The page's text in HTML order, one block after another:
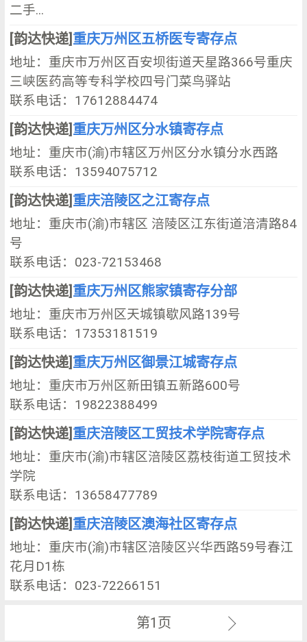
二手...
[韵达快递] 重庆万州区五桥医专寄存点
地址：重庆市万州区百安坝街道天星路366号重庆
三峡医药高等专科学校四号门菜鸟驿站
联系电话：17612884474
[韵达快递] 重庆万州区分水镇寄存点
地址：重庆市(渝)市辖区万州区分水镇分水西路
联系电话：13594075712
[韵达快递] 重庆涪陵区之江寄存点
地址：重庆市(渝)市辖区 涪陵区江东街道涪清路84
号
联系电话：023-72153468
[韵达快递] 重庆万州区熊家镇寄存分部
地址：重庆市万州区天城镇歇风路139号
联系电话：17353181519
[韵达快递] 重庆万州区御景江城寄存点
地址：重庆市万州区新田镇五新路600号
联系电话：19822388499
[韵达快递] 重庆涪陵区工贸技术学院寄存点
地址：重庆市(渝)市辖区涪陵区荔枝街道工贸技术
学院
联系电话：13658477789
[韵达快递] 重庆涪陵区澳海社区寄存点
地址：重庆市(渝)市辖区涪陵区兴华西路59号春江
花月D1栋
联系电话：023-72266151
第1页